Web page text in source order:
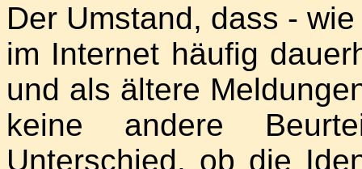
Der Umstand, dass -
im Internet häufig
und als ältere
keine andere
Unterschied, ob die